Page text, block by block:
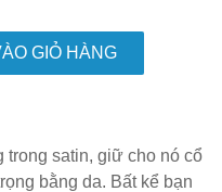
GIỎ HÀNG
trong satin, giữ cho nó cổ
bằng da. Bất kể bạn